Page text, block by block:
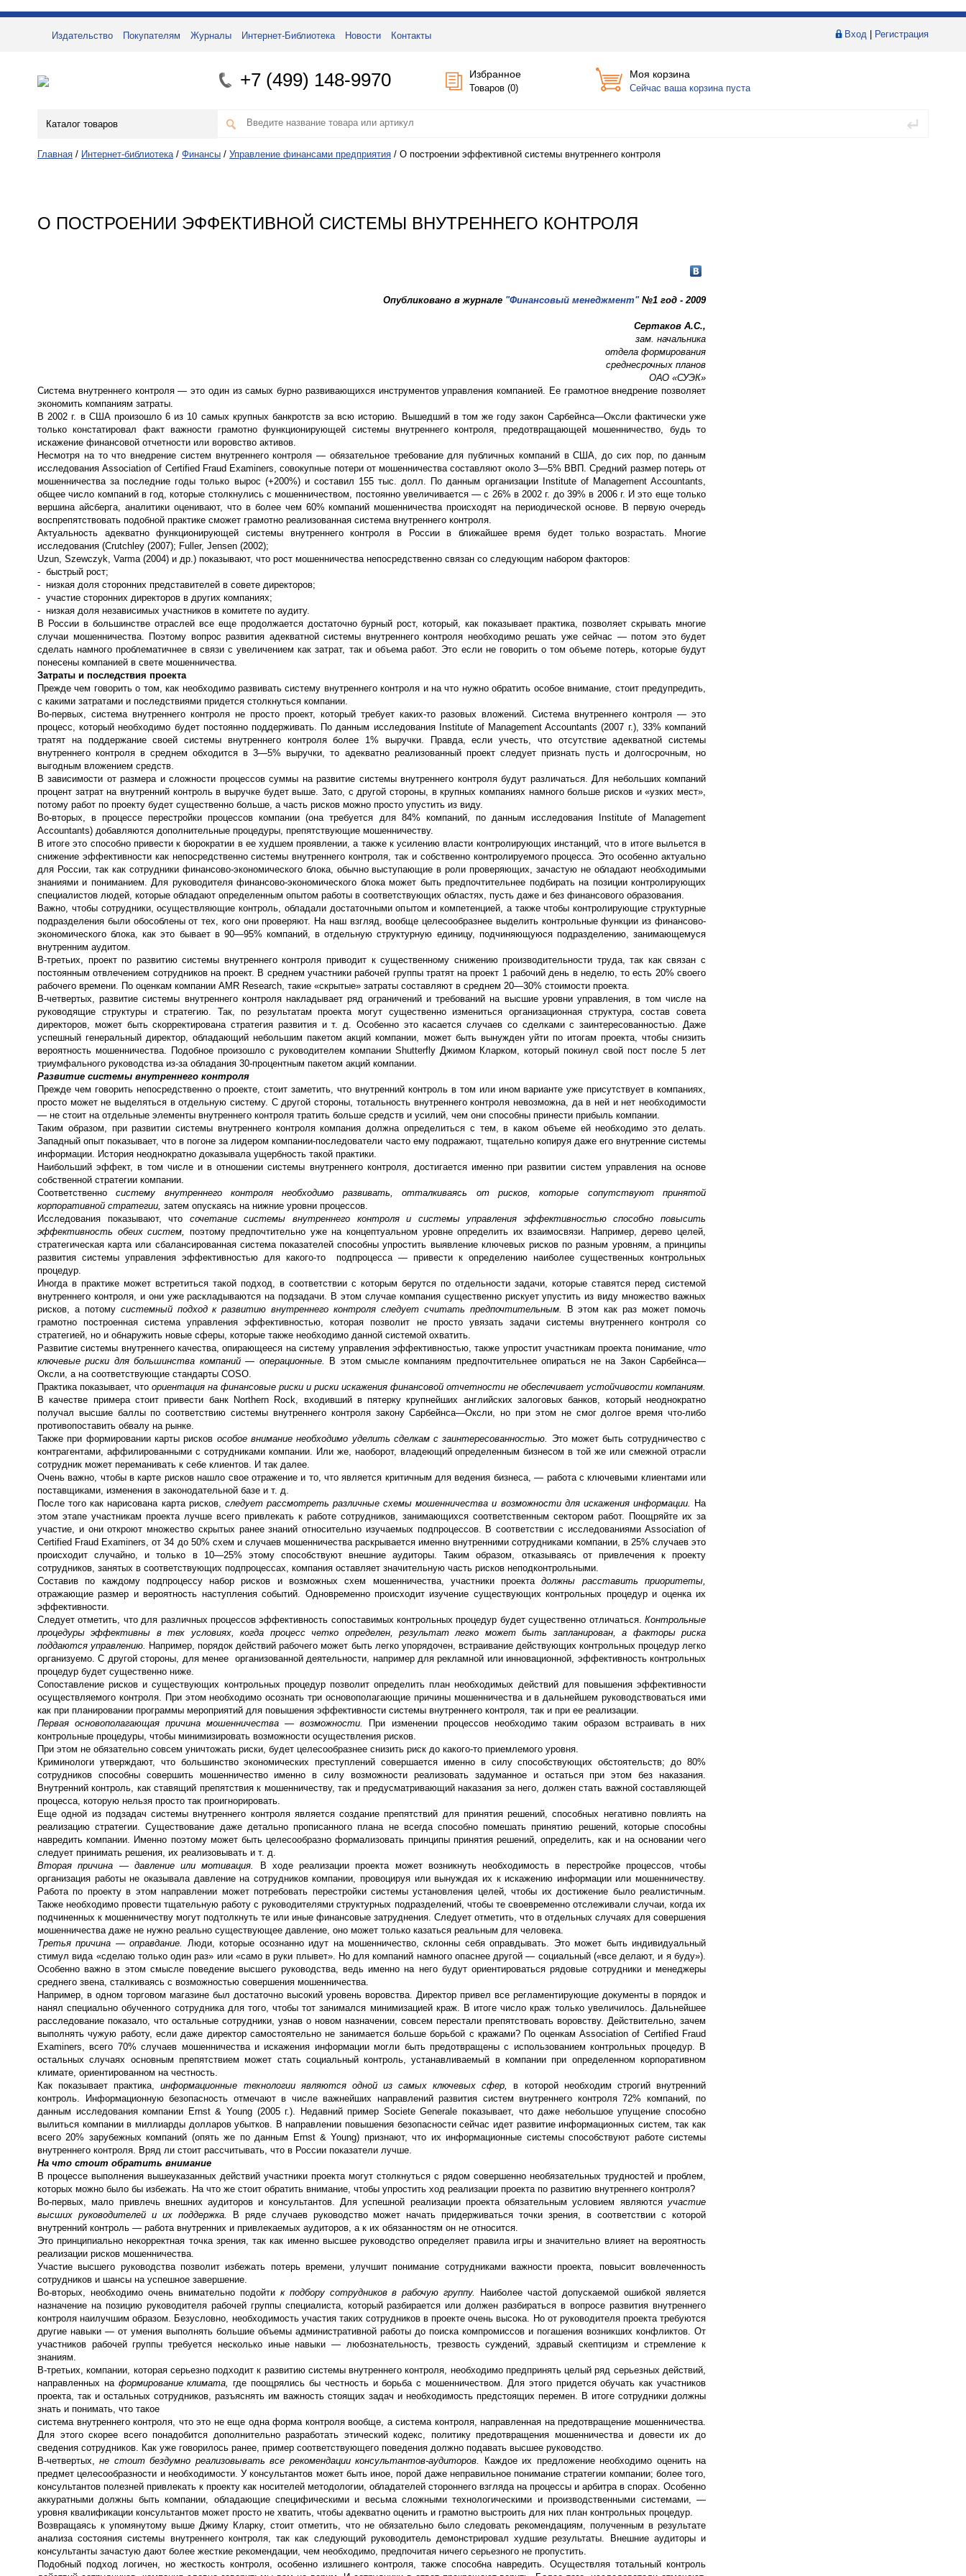
Вход Регистрация
Издательство Покупателям Журналы Интернет-Библиотека Новости Контакты
+7 (499) 148-9970 Избранное
Товаров (0)
Моя корзина
Сейчас ваша корзина пуста
Каталог товаров
Главная / Интернет-библиотека / Финансы / Управление финансами предприятия / О построении эффективной системы внутреннего контроля
О ПОСТРОЕНИИ ЭФФЕКТИВНОЙ СИСТЕМЫ ВНУТРЕННЕГО КОНТРОЛЯ
Опубликовано в журнале "Финансовый менеджмент"№1 год - 2009
Сертаков А.С.,
зам. начальника
отдела формирования
среднесрочных планов
ОАО «СУЭК»
Система внутреннего контроля — это один из самых бурно развивающихся инструментов управления компанией. Ее грамотное внедрение позволяет
экономить компаниям затраты.
В 2002 г. в США произошло 6 из 10 самых крупных банкротств за всю историю. Вышедший в том же году закон Сарбейнса—Оксли фактически уже
только констатировал факт важности грамотно функционирующей системы внутреннего контроля, предотвращающей мошенничество, будь то
искажение финансовой отчетности или воровство активов.
Несмотря на то что внедрение систем внутреннего контроля — обязательное требование для публичных компаний в США, до сих пор, по данным
исследования Association of Certified Fraud Examiners, совокупные потери от мошенничества составляют около 3—5% ВВП. Средний размер потерь от
мошенничества за последние годы только вырос (+200%) и составил 155 тыс. долл. По данным организации Institute of Management Accountants,
общее число компаний в год, которые столкнулись с мошенничеством, постоянно увеличивается — с 26% в 2002 г. до 39% в 2006 г. И это еще только
вершина айсберга, аналитики оценивают, что в более чем 60% компаний мошенничества происходят на периодической основе. В первую очередь
воспрепятствовать подобной практике сможет грамотно реализованная система внутреннего контроля.
Актуальность адекватно функционирующей системы внутреннего контроля в России в ближайшее время будет только возрастать. Многие
исследования (Crutchley (2007); Fuller, Jensen (2002);
Uzun, Szewczyk, Varma (2004) и др.) показывают, что рост мошенничества непосредственно связан со следующим набором факторов:
- быстрый рост;
- низкая доля сторонних представителей в совете директоров;
- участие сторонних директоров в других компаниях;
- низкая доля независимых участников в комитете по аудиту.
В России в большинстве отраслей все еще продолжается достаточно бурный рост, который, как показывает практика, позволяет скрывать многие
случаи мошенничества. Поэтому вопрос развития адекватной системы внутреннего контроля необходимо решать уже сейчас — потом это будет
сделать намного проблематичнее в связи с увеличением как затрат, так и объема работ. Это если не говорить о том объеме потерь, которые будут
понесены компанией в свете мошенничества.
Затраты и последствия проекта
Прежде чем говорить о том, как необходимо развивать систему внутреннего контроля и на что нужно обратить особое внимание, стоит предупредить,
с какими затратами и последствиями придется столкнуться компании.
Во-первых, система внутреннего контроля не просто проект, который требует каких-то разовых вложений. Система внутреннего контроля — это
процесс, который необходимо будет постоянно поддерживать. По данным исследования Institute of Management Accountants (2007 г.), 33% компаний
тратят на поддержание своей системы внутреннего контроля более 1% выручки. Правда, если учесть, что отсутствие адекватной системы
внутреннего контроля в среднем обходится в 3—5% выручки, то адекватно реализованный проект следует признать пусть и долгосрочным, но
выгодным вложением средств.
В зависимости от размера и сложности процессов суммы на развитие системы внутреннего контроля будут различаться. Для небольших компаний
процент затрат на внутренний контроль в выручке будет выше. Зато, с другой стороны, в крупных компаниях намного больше рисков и «узких мест»,
потому работ по проекту будет существенно больше, а часть рисков можно просто упустить из виду.
Во-вторых, в процессе перестройки процессов компании (она требуется для 84% компаний, по данным исследования Institute of Management
Accountants) добавляются дополнительные процедуры, препятствующие мошенничеству.
В итоге это способно привести к бюрократии в ее худшем проявлении, а также к усилению власти контролирующих инстанций, что в итоге выльется в
снижение эффективности как непосредственно системы внутреннего контроля, так и собственно контролируемого процесса. Это особенно актуально
для России, так как сотрудники финансово-экономического блока, обычно выступающие в роли проверяющих, зачастую не обладают необходимыми
знаниями и пониманием. Для руководителя финансово-экономического блока может быть предпочтительнее подбирать на позиции контролирующих
специалистов людей, которые обладают определенным опытом работы в соответствующих областях, пусть даже и без финансового образования.
Важно, чтобы сотрудники, осуществляющие контроль, обладали достаточными опытом и компетенцией, а также чтобы контролирующие структурные
подразделения были обособлены от тех, кого они проверяют. На наш взгляд, вообще целесообразнее выделить контрольные функции из финансово-
экономического блока, как это бывает в 90—95% компаний, в отдельную структурную единицу, подчиняющуюся подразделению, занимающемуся
внутренним аудитом.
В-третьих, проект по развитию системы внутреннего контроля приводит к существенному снижению производительности труда, так как связан с
постоянным отвлечением сотрудников на проект. В среднем участники рабочей группы тратят на проект 1 рабочий день в неделю, то есть 20% своего
рабочего времени. По оценкам компании AMR Research, такие «скрытые» затраты составляют в среднем 20—30% стоимости проекта.
В-четвертых, развитие системы внутреннего контроля накладывает ряд ограничений и требований на высшие уровни управления, в том числе на
руководящие структуры и стратегию. Так, по результатам проекта могут существенно измениться организационная структура, состав совета
директоров, может быть скорректирована стратегия развития и т. д. Особенно это касается случаев со сделками с заинтересованностью. Даже
успешный генеральный директор, обладающий небольшим пакетом акций компании, может быть вынужден уйти по итогам проекта, чтобы снизить
вероятность мошенничества. Подобное произошло с руководителем компании Shutterfly Джимом Кларком, который покинул свой пост после 5 лет
триумфального руководства из-за обладания 30-процентным пакетом акций компании.
Развитие системы внутреннего контроля
Прежде чем говорить непосредственно о проекте, стоит заметить, что внутренний контроль в том или ином варианте уже присутствует в компаниях,
просто может не выделяться в отдельную систему. С другой стороны, тотальность внутреннего контроля невозможна, да в ней и нет необходимости
— не стоит на отдельные элементы внутреннего контроля тратить больше средств и усилий, чем они способны принести прибыль компании.
Таким образом, при развитии системы внутреннего контроля компания должна определиться с тем, в каком объеме ей необходимо это делать.
Западный опыт показывает, что в погоне за лидером компании-последователи часто ему подражают, тщательно копируя даже его внутренние системы
информации. История неоднократно доказывала ущербность такой практики.
Наибольший эффект, в том числе и в отношении системы внутреннего контроля, достигается именно при развитии систем управления на основе
собственной стратегии компании.
Соответственносистему внутреннего контроля необходимо развивать, отталкиваясь от рисков, которые сопутствуют принятой
корпоративной стратегии, затем опускаясь на нижние уровни процессов.
Исследования показывают, что сочетание системы внутреннего контроля и системы управления эффективностью способно повысить
эффективность обеих систем, поэтому предпочтительно уже на концептуальном уровне определить их взаимосвязи. Например, дерево целей,
стратегическая карта или сбалансированная система показателей способны упростить выявление ключевых рисков по разным уровням, а принципы
развития системы управления эффективностью для какого-то подпроцесса — привести к определению наиболее существенных контрольных
процедур.
Иногда в практике может встретиться такой подход, в соответствии с которым берутся по отдельности задачи, которые ставятся перед системой
внутреннего контроля, и они уже раскладываются на подзадачи. В этом случае компания существенно рискует упустить из виду множество важных
рисков, а потому системный подход к развитию внутреннего контроля следует считать предпочтительным. В этом как раз может помочь
грамотно построенная система управления эффективностью, которая позволит не просто увязать задачи системы внутреннего контроля со
стратегией, но и обнаружить новые сферы, которые также необходимо данной системой охватить.
Развитие системы внутреннего качества, опирающееся на систему управления эффективностью, также упростит участникам проекта понимание, что
ключевые риски для большинства компаний — операционные. В этом смысле компаниям предпочтительнее опираться не на Закон Сарбейнса—
Оксли, а на соответствующие стандарты COSO.
Практика показывает, что ориентация на финансовые риски и риски искажения финансовой отчетности не обеспечивает устойчивости компаниям.
В качестве примера стоит привести банк Northern Rock, входивший в пятерку крупнейших английских залоговых банков, который неоднократно
получал высшие баллы по соответствию системы внутреннего контроля закону Сарбейнса—Оксли, но при этом не смог долгое время что-либо
противопоставить обвалу на рынке.
Также при формировании карты рисков особое внимание необходимо уделить сделкам с заинтересованностью. Это может быть сотрудничество с
контрагентами, аффилированными с сотрудниками компании. Или же, наоборот, владеющий определенным бизнесом в той же или смежной отрасли
сотрудник может переманивать к себе клиентов. И так далее.
Очень важно, чтобы в карте рисков нашло свое отражение и то, что является критичным для ведения бизнеса, — работа с ключевыми клиентами или
поставщиками, изменения в законодательной базе и т. д.
После того как нарисована карта рисков, следует рассмотреть различные схемы мошенничества и возможности для искажения информации. На
этом этапе участникам проекта лучше всего привлекать к работе сотрудников, занимающихся соответственным сектором работ. Поощряйте их за
участие, и они откроют множество скрытых ранее знаний относительно изучаемых подпроцессов. В соответствии с исследованиями Association of
Certified Fraud Examiners, от 34 до 50% схем и случаев мошенничества раскрывается именно внутренними сотрудниками компании, в 25% случаев это
происходит случайно, и только в 10—25% этому способствуют внешние аудиторы. Таким образом, отказываясь от привлечения к проекту
сотрудников, занятых в соответствующих подпроцессах, компания оставляет значительную часть рисков неподконтрольными.
Составив по каждому подпроцессу набор рисков и возможных схем мошенничества, участники проектадолжны расставить приоритеты,
отражающие размер и вероятность наступления событий. Одновременно происходит изучение существующих контрольных процедур и оценка их
эффективности.
Следует отметить, что для различных процессов эффективность сопоставимых контрольных процедур будет существенно отличаться. Контрольные
процедуры эффективны в тех условиях, когда процесс четко определен, результат легко может быть запланирован, а факторы риска
поддаются управлению. Например, порядок действий рабочего может быть легко упорядочен, встраивание действующих контрольных процедур легко
организуемо. С другой стороны, для менее организованной деятельности, например для рекламной или инновационной, эффективность контрольных
процедур будет существенно ниже.
Сопоставление рисков и существующих контрольных процедур позволит определить план необходимых действий для повышения эффективности
осуществляемого контроля. При этом необходимо осознать три основополагающие причины мошенничества и в дальнейшем руководствоваться ими
как при планировании программы мероприятий для повышения эффективности системы внутреннего контроля, так и при ее реализации.
Первая основополагающая причина мошенничества — возможности. При изменении процессов необходимо таким образом встраивать в них
контрольные процедуры, чтобы минимизировать возможности осуществления рисков.
При этом не обязательно совсем уничтожать риски, будет целесообразнее снизить риск до какого-то приемлемого уровня.
Криминологи утверждают, что большинство экономических преступлений совершается именно в силу способствующих обстоятельств; до 80%
сотрудников способны совершить мошенничество именно в силу возможности реализовать задуманное и остаться при этом без наказания.
Внутренний контроль, как ставящий препятствия к мошенничеству, так и предусматривающий наказания за него, должен стать важной составляющей
процесса, которую нельзя просто так проигнорировать.
Еще одной из подзадач системы внутреннего контроля является создание препятствий для принятия решений, способных негативно повлиять на
реализацию стратегии. Существование даже детально прописанного плана не всегда способно помешать принятию решений, которые способны
навредить компании. Именно поэтому может быть целесообразно формализовать принципы принятия решений, определить, как и на основании чего
следует принимать решения, их реализовывать и т. д.
Вторая причина — давление или мотивация. В ходе реализации проекта может возникнуть необходимость в перестройке процессов, чтобы
организация работы не оказывала давление на сотрудников компании, провоцируя или вынуждая их к искажению информации или мошенничеству.
Работа по проекту в этом направлении может потребовать перестройки системы установления целей, чтобы их достижение было реалистичным.
Также необходимо провести тщательную работу с руководителями структурных подразделений, чтобы те своевременно отслеживали случаи, когда их
подчиненных к мошенничеству могут подтолкнуть те или иные финансовые затруднения. Следует отметить, что в отдельных случаях для совершения
мошенничества даже не нужно реально существующее давление, оно может только казаться реальным для человека.
Третья причина — оправдание. Люди, которые осознанно идут на мошенничество, склонны себя оправдывать. Это может быть индивидуальный
стимул вида «сделаю только один раз» или «само в руки плывет». Но для компаний намного опаснее другой — социальный («все делают, и я буду»).
Особенно важно в этом смысле поведение высшего руководства, ведь именно на него будут ориентироваться рядовые сотрудники и менеджеры
среднего звена, сталкиваясь с возможностью совершения мошенничества.
Например, в одном торговом магазине был достаточно высокий уровень воровства. Директор привел все регламентирующие документы в порядок и
нанял специально обученного сотрудника для того, чтобы тот занимался минимизацией краж. В итоге число краж только увеличилось. Дальнейшее
расследование показало, что остальные сотрудники, узнав о новом назначении, совсем перестали препятствовать воровству. Действительно, зачем
выполнять чужую работу, если даже директор самостоятельно не занимается больше борьбой с кражами? По оценкам Association of Certified Fraud
Examiners, всего 70% случаев мошенничества и искажения информации могли быть предотвращены с использованием контрольных процедур. В
остальных случаях основным препятствием может стать социальный контроль, устанавливаемый в компании при определенном корпоративном
климате, ориентированном на честность.
Как показывает практика,информационные технологии являются одной из самых ключевых сфер,в которой необходим строгий внутренний
контроль. Информационную безопасность отмечают в числе важнейших направлений развития систем внутреннего контроля 72% компаний, по
данным исследования компании Ernst & Young (2005 г.). Недавний пример Societe Generale показывает, что даже небольшое упущение способно
вылиться компании в миллиарды долларов убытков. В направлении повышения безопасности сейчас идет развитие информационных систем, так как
всего 20% зарубежных компаний (опять же по данным Ernst & Young) признают, что их информационные системы способствуют работе системы
внутреннего контроля. Вряд ли стоит рассчитывать, что в России показатели лучше.
На что стоит обратить внимание
В процессе выполнения вышеуказанных действий участники проекта могут столкнуться с рядом совершенно необязательных трудностей и проблем,
которых можно было бы избежать. На что же стоит обратить внимание, чтобы упростить ход реализации проекта по развитию внутреннего контроля?
Во-первых, мало привлечь внешних аудиторов и консультантов. Для успешной реализации проекта обязательным условием являются участие
высших руководителей и их поддержка. В ряде случаев руководство может начать придерживаться точки зрения, в соответствии с которой
внутренний контроль — работа внутренних и привлекаемых аудиторов, а к их обязанностям он не относится.
Это принципиально некорректная точка зрения, так как именно высшее руководство определяет правила игры и значительно влияет на вероятность
реализации рисков мошенничества.
Участие высшего руководства позволит избежать потерь времени, улучшит понимание сотрудниками важности проекта, повысит вовлеченность
сотрудников и шансы на успешное завершение.
Во-вторых, необходимо очень внимательно подойти к подбору сотрудников в рабочую группу. Наиболее частой допускаемой ошибкой является
назначение на позицию руководителя рабочей группы специалиста, который разбирается или должен разбираться в вопросе развития внутреннего
контроля наилучшим образом. Безусловно, необходимость участия таких сотрудников в проекте очень высока. Но от руководителя проекта требуются
другие навыки — от умения выполнять большие объемы административной работы до поиска компромиссов и погашения возникших конфликтов. От
участников рабочей группы требуется несколько иные навыки — любознательность, трезвость суждений, здравый скептицизм и стремление к
знаниям.
В-третьих, компании, которая серьезно подходит к развитию системы внутреннего контроля, необходимо предпринять целый ряд серьезных действий,
направленных на формирование климата,где поощрялись бы честность и борьба с мошенничеством. Для этого придется обучать как участников
проекта, так и остальных сотрудников, разъяснять им важность стоящих задач и необходимость предстоящих перемен. В итоге сотрудники должны
знать и понимать, что такое
система внутреннего контроля, что это не еще одна форма контроля вообще, а система контроля, направленная на предотвращение мошенничества.
Для этого скорее всего понадобится дополнительно разработать этический кодекс, политику предотвращения мошенничества и довести их до
сведения сотрудников. Как уже говорилось ранее, пример соответствующего поведения должно подавать высшее руководство.
В-четвертых,не стоит бездумно реализовывать все рекомендации консультантов-аудиторов. Каждое их предложение необходимо оценить на
предмет целесообразности и необходимости. У консультантов может быть иное, порой даже неправильное понимание стратегии компании; более того,
консультантов полезней привлекать к проекту как носителей методологии, обладателей стороннего взгляда на процессы и арбитра в спорах. Особенно
аккуратными должны быть компании, обладающие специфическими и весьма сложными технологическими и производственными системами, —
уровня квалификации консультантов может просто не хватить, чтобы адекватно оценить и грамотно выстроить для них план контрольных процедур.
Возвращаясь к упомянутому выше Джиму Кларку, стоит отметить, что не обязательно было следовать рекомендациям, полученным в результате
анализа состояния системы внутреннего контроля, так как следующий руководитель демонстрировал худшие результаты. Внешние аудиторы и
консультанты зачастую дают более жесткие рекомендации, чем необходимо, предпочитая ничего серьезного не пропустить.
Подобный подход логичен, но жесткость контроля, особенно излишнего контроля, также способна навредить. Осуществляя тотальный контроль